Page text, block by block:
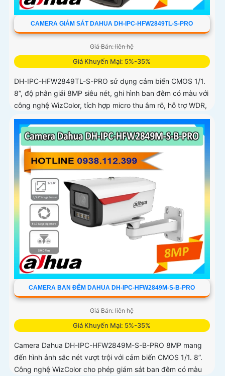
CAMERA GIÁM SÁT DAHUA DH-IPC-HFW2849TL-S-PRO
Giá Bán: liên hệ
Giá Khuyến Mại: 5%-35%
DH-IPC-HFW2849TL-S-PRO sử dụng cảm biến CMOS 1/1.
8”, độ phân giải 8MP siêu nét, ghi hình ban đêm có màu với
công nghệ WizColor, tích hợp micro thu âm rõ, hỗ trợ WDR,
3D NR, HLC, BLC, chuẩn IP67 giúp hoạt động ổn định
ngoài trời trong mọi điều kiện thời tiết
CAMERA BAN ĐÊM DAHUA DH-IPC-HFW2849M-S-B-PRO
Giá Bán: liên hệ
Giá Khuyến Mại: 5%-35%
Camera Dahua DH-IPC-HFW2849M-S-B-PRO 8MP mang
đến hình ảnh sắc nét vượt trội với cảm biến CMOS 1/1. 8”.
Công nghệ WizColor cho phép giám sát ban đêm có màu